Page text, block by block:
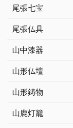
尾張七宝
尾張仏具
山中漆器
山形仏壇
山形鋳物
山鹿灯籠